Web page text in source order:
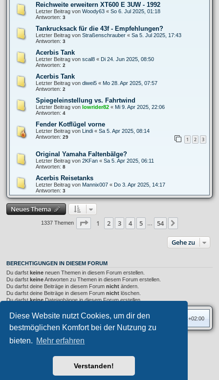
Diese Website nutzt Cookies, um dir den
bestmöglichen Komfort bei der Nutzung zu
bieten. Mehr erfahren
Verstanden!
Reichweite erweitern XT600 E 3UW - 1992
Letzter Beitrag von Woody63 « So 6. Jul 2025, 01:18
Antworten: 3
Tankrucksack für die 43f - Empfehlungen?
Letzter Beitrag von Straßenschrauber « Sa 5. Jul 2025, 17:43
Antworten: 3
Acerbis Tank
Letzter Beitrag von scal8 « Di 24. Jun 2025, 08:50
Antworten: 2
Acerbis Tank
Letzter Beitrag von diwei5 « Mo 28. Apr 2025, 07:57
Antworten: 2
Spiegeleinstellung vs. Fahrtwind
Letzter Beitrag von lowrider82 « Mi 9. Apr 2025, 22:06
Antworten: 4
Fender Kotflügel vorne
Letzter Beitrag von Lindi « Sa 5. Apr 2025, 08:14
Antworten: 29 1 2 3
Original Yamaha Faltenbälge?
Letzter Beitrag von 2KFan « Sa 5. Apr 2025, 06:11
Antworten: 8
Acerbis Reisetanks
Letzter Beitrag von Mannix007 « Do 3. Apr 2025, 14:17
Antworten: 3
Neues Thema
1337 Themen Seite 1von 54
1 2 3 4 5 54
Gehe zu
BERECHTIGUNGEN IN DIESEM FORUM
Du darfst keine neuen Themen in diesem Forum erstellen.
Du darfst keineAntworten zu Themen in diesem Forum erstellen.
Du darfst deine Beiträge in diesem Forum nicht ändern.
Du darfst deine Beiträge in diesem Forum nicht löschen.
Du darfstkeineDateianhänge in diesem Forum erstellen.
Foren-Übersicht Alle Zeiten sind UTC+02:00
Privates Forum ©